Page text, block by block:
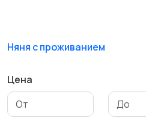
Химчистка штор
Няня с проживанием
Цена